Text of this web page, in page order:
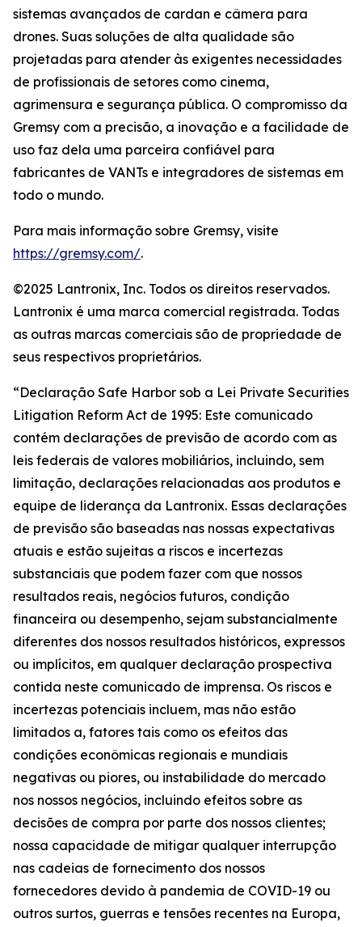
sistemas avançados de cardan e câmera para
drones. Suas soluções de alta qualidade são
projetadas para atender às exigentes necessidades
de profissionais de setores como cinema,
agrimensura e segurança pública. O compromisso da
Gremsy com a precisão, a inovação e a facilidade de
uso faz dela uma parceira confiável para
fabricantes de VANTs e integradores de sistemas em
todo o mundo.
Para mais informação sobre Gremsy, visite
https://gremsy.com/.
©2025 Lantronix, Inc. Todos os direitos reservados.
Lantronix é uma marca comercial registrada. Todas
as outras marcas comerciais são de propriedade de
seus respectivos proprietários.
“Declaração Safe Harbor sob a Lei Private Securities
Litigation Reform Act de 1995: Este comunicado
contém declarações de previsão de acordo com as
leis federais de valores mobiliários, incluindo, sem
limitação, declarações relacionadas aos produtos e
equipe de liderança da Lantronix. Essas declarações
de previsão são baseadas nas nossas expectativas
atuais e estão sujeitas a riscos e incertezas
substanciais que podem fazer com que nossos
resultados reais, negócios futuros, condição
financeira ou desempenho, sejam substancialmente
diferentes dos nossos resultados históricos, expressos
ou implícitos, em qualquer declaração prospectiva
contida neste comunicado de imprensa. Os riscos e
incertezas potenciais incluem, mas não estão
limitados a, fatores tais como os efeitos das
condições econômicas regionais e mundiais
negativas ou piores, ou instabilidade do mercado
nos nossos negócios, incluindo efeitos sobre as
decisões de compra por parte dos nossos clientes;
nossa capacidade de mitigar qualquer interrupção
nas cadeias de fornecimento dos nossos
fornecedores devido à pandemia de COVID-19 ou
outros surtos, guerras e tensões recentes na Europa,